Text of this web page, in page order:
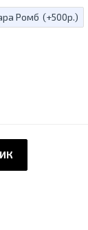
Ромб (+500р.)